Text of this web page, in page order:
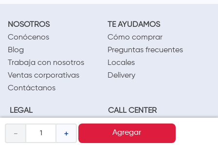
＋
－ Agregar
NOSOTROS
Conócenos
Blog
Trabaja con nosotros
Ventas corporativas
Contáctanos
TE AYUDAMOS
Cómo comprar
Preguntas frecuentes
Locales
Delivery
LEGAL
Términos y condiciones
Políticas de privacidad
CALL CENTER
(01) 417-1800